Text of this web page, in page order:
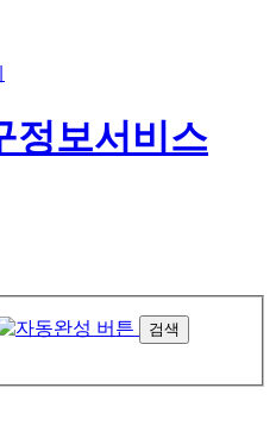
검색